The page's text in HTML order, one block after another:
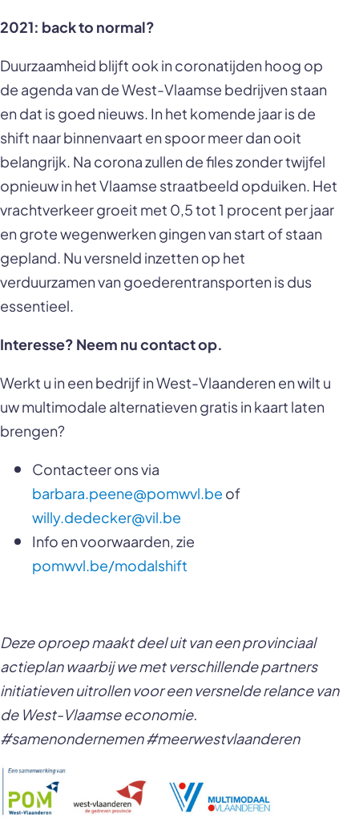
2021: back to normal?
Duurzaamheid blijft ook in coronatijden hoog op
de agenda van de West-Vlaamse bedrijven staan
en dat is goed nieuws. In het komende jaar is de
shift naar binnenvaart en spoor meer dan ooit
belangrijk. Na corona zullen de files zonder twijfel
opnieuw in het Vlaamse straatbeeld opduiken. Het
vrachtverkeer groeit met 0,5 tot 1 procent per jaar
en grote wegenwerken gingen van start of staan
gepland. Nu versneld inzetten op het
verduurzamen van goederentransporten is dus
essentieel.
Interesse? Neem nu contact op.
Werkt u in een bedrijf in West-Vlaanderen en wilt u
uw multimodale alternatieven gratis in kaart laten
brengen?
Contacteer ons via
barbara.peene@pomwvl.beof
willy.dedecker@vil.be
Info en voorwaarden, zie
pomwvl.be/modalshift
Deze oproep maakt deel uit van een provinciaal
actieplan waarbij we met verschillende partners
initiatieven uitrollen voor een versnelde relance van
de West-Vlaamse economie.
#samenondernemen #meerwestvlaanderen